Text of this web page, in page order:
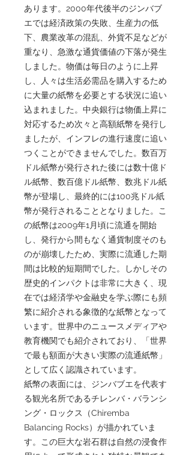
あります。2000年代後半のジンバブ
エでは経済政策の失敗、生産力の低
下、農業改革の混乱、外貨不足などが
重なり、急激な通貨価値の下落が発生
しました。物価は毎日のように上昇
し、人々は生活必需品を購入するため
に大量の紙幣を必要とする状況に追い
込まれました。中央銀行は物価上昇に
対応するため次々と高額紙幣を発行し
ましたが、インフレの進行速度に追い
つくことができませんでした。数百万
ドル紙幣が発行された後には数十億ド
ル紙幣、数百億ドル紙幣、数兆ドル紙
幣が登場し、最終的には100兆ドル紙
幣が発行されることとなりました。こ
の紙幣は2009年1月頃に流通を開始
し、発行から間もなく通貨制度そのも
のが崩壊したため、実際に流通した期
間は比較的短期間でした。しかしその
歴史的インパクトは非常に大きく、現
在では経済学や金融史を学ぶ際にも頻
繁に紹介される象徴的な紙幣となって
います。世界中のニュースメディアや
教育機関でも紹介されており、「世界
で最も額面が大きい実際の流通紙幣」
として広く認識されています。
紙幣の表面には、ジンバブエを代表す
る観光名所であるチレンバ・バランシ
ング・ロックス（Chiremba
Balancing Rocks）が描かれていま
す。この巨大な岩石群は自然の浸食作